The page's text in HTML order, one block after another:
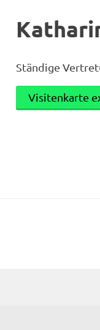
Ständige
Visitenkarte